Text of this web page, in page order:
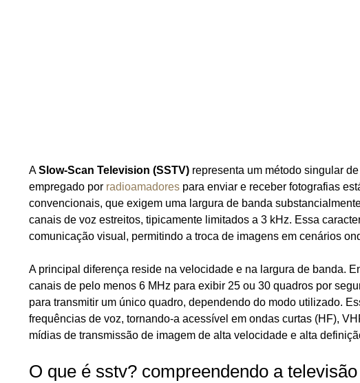
ASlow-Scan Television (SSTV) representa um método singular de
empregado por radioamadores para enviar e receber fotografias
convencionais, que exigem uma largura de banda
canais de voz estreitos, tipicamente limitados a 3 kHz. Essa
comunicação visual, permitindo a troca de imagens em cenários
A principal diferença reside na velocidade e na largura de banda.
canais de pelo menos 6 MHz para exibir 25 ou 30 quadros por
para transmitir um único quadro, dependendo do modo utilizado.
frequências de voz, tornando-a acessível em ondas curtas (HF),
mídias de transmissão de imagem de alta velocidade e alta
O que é sstv? compreendendo a